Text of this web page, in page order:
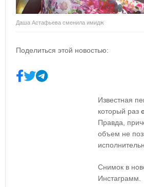
Даша Астафьева сменила имидж
Поделиться этой новостью:
Известная
который раз
Правда,
объем не
Снимок в
Инстаграмм.